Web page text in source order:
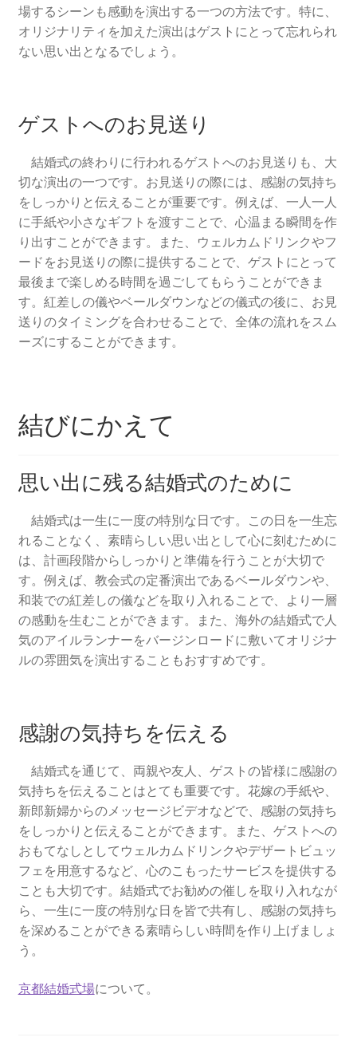
場するシーンも感動を演出する一つの方法です。特に、
オリジナリティを加えた演出はゲストにとって忘れられ
ない思い出となるでしょう。
ゲストへのお見送り
結婚式の終わりに行われるゲストへのお見送りも、大
切な演出の一つです。お見送りの際には、感謝の気持ち
をしっかりと伝えることが重要です。例えば、一人一人
に手紙や小さなギフトを渡すことで、心温まる瞬間を作
り出すことができます。また、ウェルカムドリンクやフ
ードをお見送りの際に提供することで、ゲストにとって
最後まで楽しめる時間を過ごしてもらうことができま
す。紅差しの儀やベールダウンなどの儀式の後に、お見
送りのタイミングを合わせることで、全体の流れをスム
ーズにすることができます。
結びにかえて
思い出に残る結婚式のために
結婚式は一生に一度の特別な日です。この日を一生忘
れることなく、素晴らしい思い出として心に刻むために
は、計画段階からしっかりと準備を行うことが大切で
す。例えば、教会式の定番演出であるベールダウンや、
和装での紅差しの儀などを取り入れることで、より一層
の感動を生むことができます。また、海外の結婚式で人
気のアイルランナーをバージンロードに敷いてオリジナ
ルの雰囲気を演出することもおすすめです。
感謝の気持ちを伝える
結婚式を通じて、両親や友人、ゲストの皆様に感謝の
気持ちを伝えることはとても重要です。花嫁の手紙や、
新郎新婦からのメッセージビデオなどで、感謝の気持ち
をしっかりと伝えることができます。また、ゲストへの
おもてなしとしてウェルカムドリンクやデザートビュッ
フェを用意するなど、心のこもったサービスを提供する
ことも大切です。結婚式でお勧めの催しを取り入れなが
ら、一生に一度の特別な日を皆で共有し、感謝の気持ち
を深めることができる素晴らしい時間を作り上げましょ
う。
京都結婚式場について。